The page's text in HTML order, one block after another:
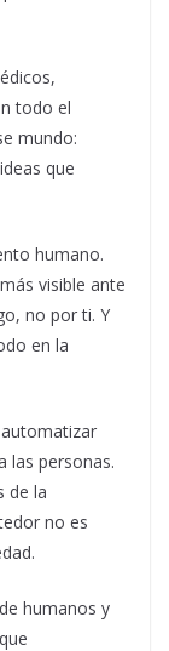
todo el
mundo:
que
humano.
visible ante
no por ti. Y
en la
las personas.
de la
no es
humanos y